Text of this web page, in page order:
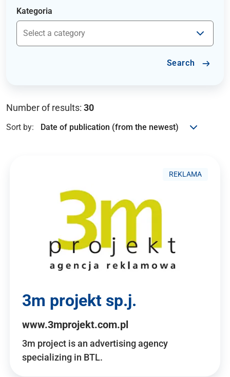
Kategoria
Search
Number of results: 30
Sort by:
REKLAMA
3m projekt sp.j.
www.3mprojekt.com.pl
3m project is an advertising agency
specializing in BTL.